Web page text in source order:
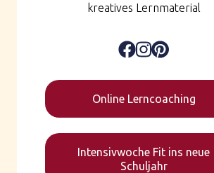
kreatives Lernmaterial
Online Lerncoaching
Intensivwoche Fit ins neue
Schuljahr